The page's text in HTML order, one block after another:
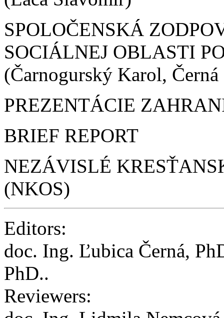
SPOLOČENSKÁ
SOCIÁLNEJ OBLASTI
(Čarnogurský Karol,
PREZENTÁCIE
BRIEF REPORT
NEZÁVISLÉ
(NKOS)
Editors:
doc. Ing. Ľubica Černá,
PhD..
Reviewers: